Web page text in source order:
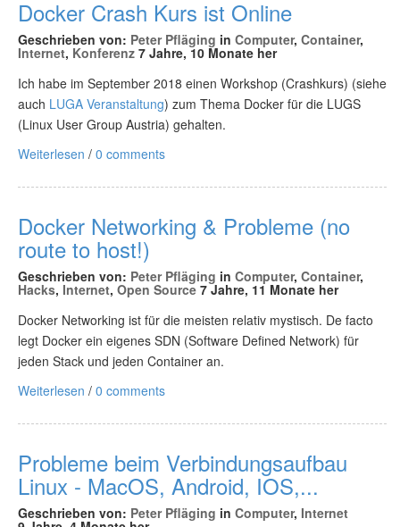
Docker Crash Kurs ist Online
Geschrieben von: Peter Pfläging in Computer, Container,
Internet, Konferenz 7 Jahre, 10 Monate her
Ich habe im September 2018 einen Workshop (Crashkurs) (siehe
auch LUGA Veranstaltung) zum Thema Docker für die LUGS
(Linux User Group Austria) gehalten.
Weiterlesen / 0 comments
Docker Networking & Probleme (no
route to host!)
Geschrieben von: Peter Pfläging in Computer, Container,
Hacks, Internet, Open Source 7 Jahre, 11 Monate her
Docker Networking ist für die meisten relativ mystisch. De facto
legt Docker ein eigenes SDN (Software Defined Network) für
jeden Stack und jeden Container an.
Weiterlesen / 0 comments
Probleme beim Verbindungsaufbau
Linux - MacOS, Android, IOS,...
Geschrieben von: Peter Pfläging in Computer, Internet